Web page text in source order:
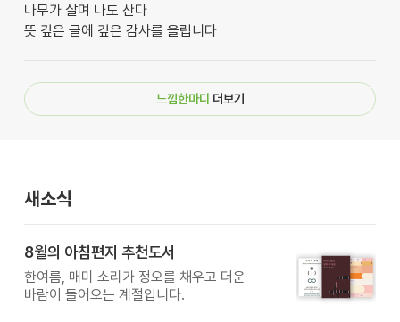
나무가 살며 나도 산다
뜻 깊은 글에 깊은 감사를 올립니다
느낌한마디 더보기
새소식
8월의 아침편지 추천도서
한여름, 매미 소리가 정오를 채우고 더운
바람이 들어오는 계절입니다.